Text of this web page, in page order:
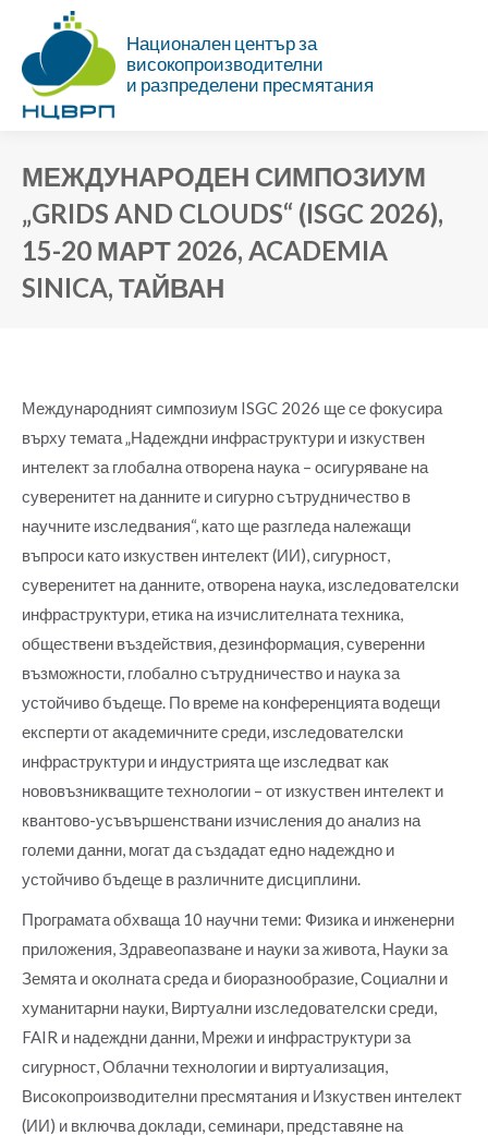
Национален център за
високопроизводителни
и разпределени пресмятания
МЕЖДУНАРОДЕН СИМПОЗИУМ
„GRIDS AND CLOUDS“ (ISGC 2026),
15-20 МАРТ 2026, ACADEMIA
SINICA, ТАЙВАН
Международният симпозиум ISGC 2026 ще се фокусира
върху темата „Надеждни инфраструктури и изкуствен
интелект за глобална отворена наука – осигуряване на
суверенитет на данните и сигурно сътрудничество в
научните изследвания“, като ще разгледа належащи
въпроси като изкуствен интелект (ИИ), сигурност,
суверенитет на данните, отворена наука, изследователски
инфраструктури, етика на изчислителната техника,
обществени въздействия, дезинформация, суверенни
възможности, глобално сътрудничество и наука за
устойчиво бъдеще. По време на конференцията водещи
експерти от академичните среди, изследователски
инфраструктури и индустрията ще изследват как
нововъзникващите технологии – от изкуствен интелект и
квантово-усъвършенствани изчисления до анализ на
големи данни, могат да създадат едно надеждно и
устойчиво бъдеще в различните дисциплини.
Програмата обхваща 10 научни теми: Физика и инженерни
приложения, Здравеопазване и науки за живота, Науки за
Земята и околната среда и биоразнообразие, Социални и
хуманитарни науки, Виртуални изследователски среди,
FAIR и надеждни данни, Мрежи и инфраструктури за
сигурност, Облачни технологии и виртуализация,
Високопроизводителни пресмятания и Изкуствен интелект
(ИИ) и включва доклади, семинари, представяне на